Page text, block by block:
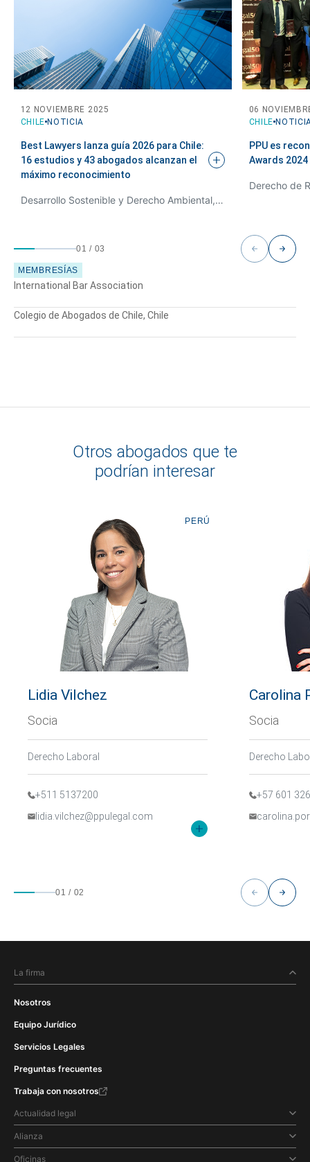
CHILE NOTICIA
12 NOVIEMBRE 2025
Best Lawyers lanza guía 2026 para Chile:
16 estudios y 43 abogados alcanzan el
máximo reconocimiento
Desarrollo Sostenible y Derecho Ambiental, Derecho Minero, Energía y Recursos Naturales, Derecho de Recursos Hídricos, Derecho Laboral
CHILE
06
PPU es
Awards 2024
01 / 03
MEMBRESÍAS
International Bar Association
Colegio de Abogados de Chile, Chile
Otros abogados que te
podrían interesar
PERÚ
Lidia Vilchez
Socia
Derecho Laboral
+511 5137200
lidia.vilchez@ppulegal.com
Carolina
Socia
Derecho
+57 601
01 / 02
La firma
Nosotros
Equipo Jurídico
Servicios Legales
Preguntas frecuentes
Trabaja con nosotros
Actualidad legal
Alianza
Oficinas